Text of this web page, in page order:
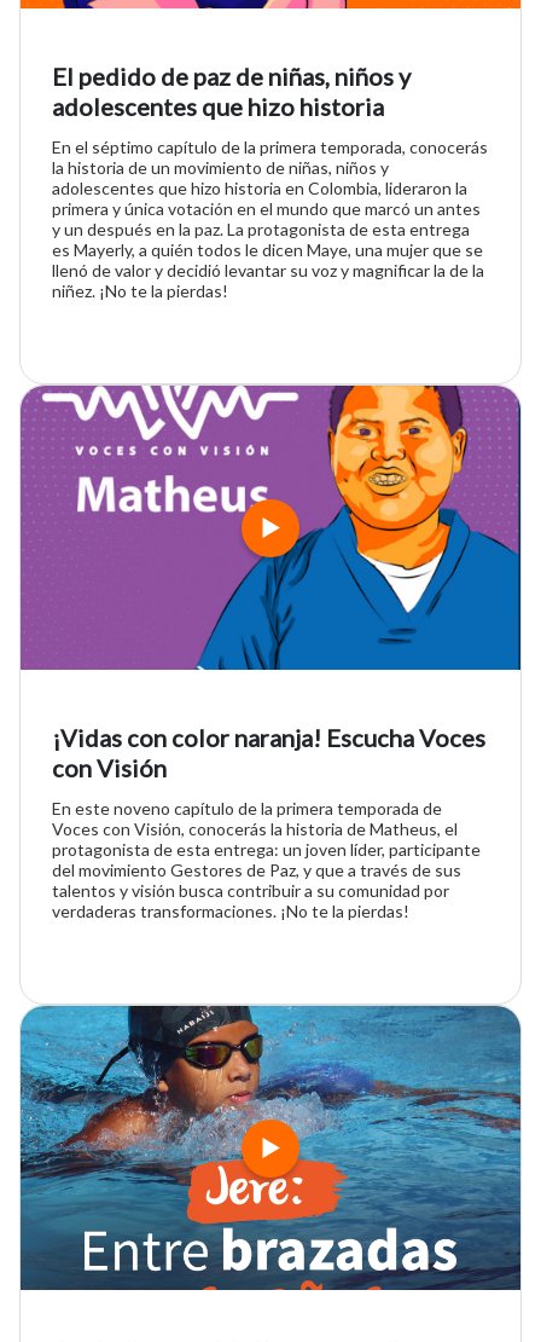
El pedido de paz de niñas, niños y
adolescentes que hizo historia
En el séptimo capítulo de la primera temporada, conocerás
la historia de un movimiento de niñas, niños y
adolescentes que hizo historia en Colombia, lideraron la
primera y única votación en el mundo que marcó un antes
y un después en la paz. La protagonista de esta entrega
es Mayerly, a quién todos le dicen Maye, una mujer que se
llenó de valor y decidió levantar su voz y magnificar la de la
niñez. ¡No te la pierdas!
¡Vidas con color naranja! Escucha Voces
con Visión
En este noveno capítulo de la primera temporada de
Voces con Visión, conocerás la historia de Matheus, el
protagonista de esta entrega: un joven líder, participante
del movimiento Gestores de Paz, y que a través de sus
talentos y visión busca contribuir a su comunidad por
verdaderas transformaciones. ¡No te la pierdas!